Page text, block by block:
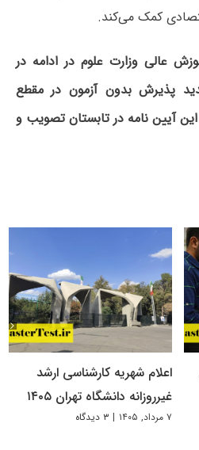
کمک می‌کند.
عالی وزارت علوم در ادامه در
پذیرش بدون آزمون در مقطع
آیین نامه در تابستان تصویب و
اعلام شهریه کارشناسی ارشد
غیرروزانه دانشگاه تهران ۱۴۰۵
۷ مرداد, ۱۴۰۵ | ۳ دیدگاه